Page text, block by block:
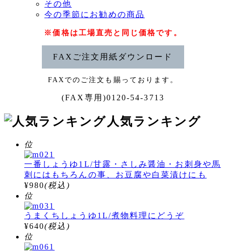
その他
今の季節にお勧めの商品
※価格は工場直売と同じ価格です。
FAXご注文用紙ダウンロード
FAXでのご注文も賜っております。
(FAX専用)0120-54-3713
人気ランキング
位
一番しょうゆ1L/甘露・さしみ醤油・お刺身や馬
刺にはもちろんの事、お豆腐や白菜漬けにも
¥980(税込)
位
うまくちしょうゆ1L/煮物料理にどうぞ
¥640(税込)
位